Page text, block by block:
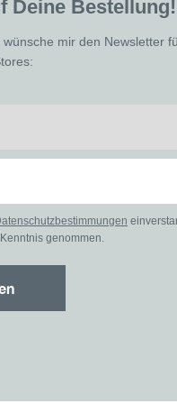
Deine Bestellung!
mir den Newsletter
genommen.